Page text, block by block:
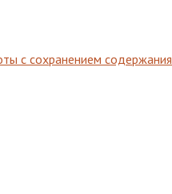
с сохранением содержания